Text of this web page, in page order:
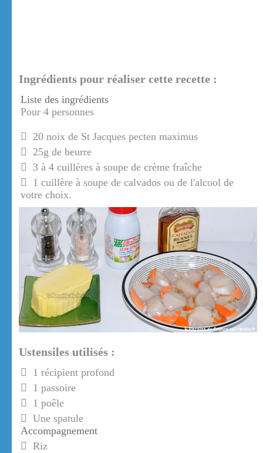
Ingrédients pour réaliser cette recette :
Liste des ingrédients
Pour 4 personnes
20 noix de St Jacques pecten maximus
25g de beurre
3 à 4 cuillères à soupe de crème fraîche
1 cuillère à soupe de calvados ou de l'alcool de
votre choix.
Ustensiles utilisés :
1 récipient profond
1 passoire
1 poêle
Une spatule
Accompagnement
Riz